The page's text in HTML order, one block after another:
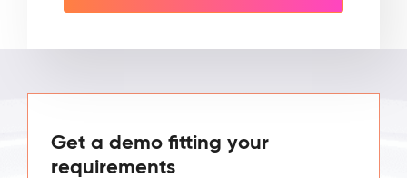
Get a demo fitting your
requirements